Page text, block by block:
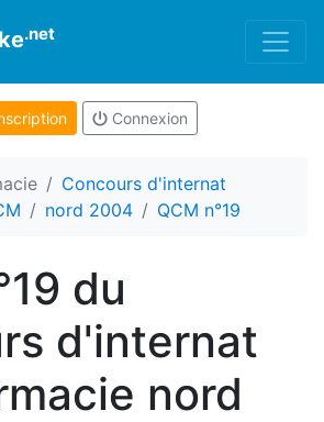
.net
Connexion
Concours d'internat
nord 2004 QCM n°19
du
d'internat
nord